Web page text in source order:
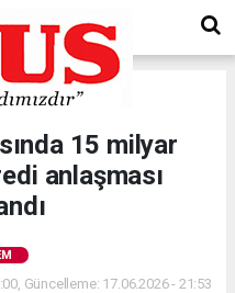
15 milyar
anlaşması
Güncelleme: 17.06.2026 - 21:53